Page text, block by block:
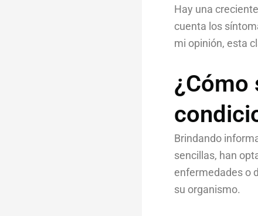
Hay una
cuenta los
mi opinión, esta
¿Cómo
Brindando
sencillas, han
enfermedades o
su organismo.